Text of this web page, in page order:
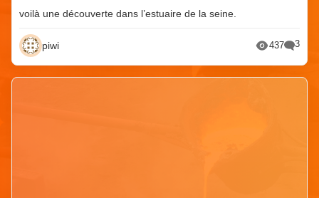
voilà une découverte dans l’estuaire de la seine.
piwi 437 3